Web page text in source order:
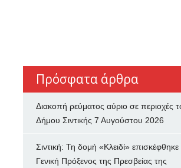
Πρόσφατα άρθρα
Διακοπή ρεύματος αύριο σε περιοχές
Δήμου Σιντικής 7 Αυγούστου 2026
Σιντική: Τη δομή «Κλειδί» επισκέφθηκε
Γενική Πρόξενος της Πρεσβείας της